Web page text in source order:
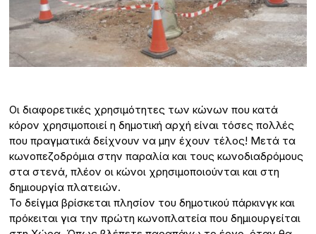
Οι διαφορετικές χρησιμότητες των κώνων που κατά
κόρον χρησιμοποιεί η δημοτική αρχή είναι τόσες πολλές
που πραγματικά δείχνουν να μην έχουν τέλος! Μετά τα
κωνοπεζοδρόμια στην παραλία και τους κωνοδιαδρόμους
στα στενά, πλέον οι κώνοι χρησιμοποιούνται και στη
δημιουργία πλατειών.
Το δείγμα βρίσκεται πλησίον του δημοτικού πάρκινγκ και
πρόκειται για την πρώτη κωνοπλατεία που δημιουργείται